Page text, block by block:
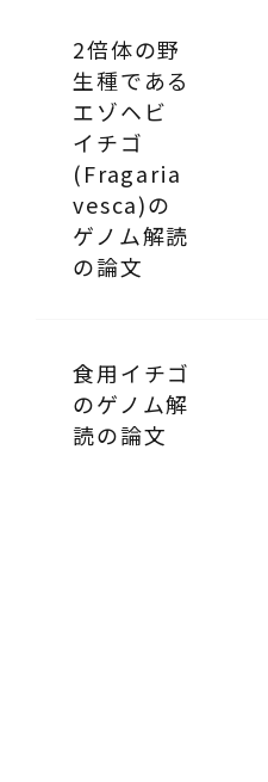
2倍体の野
生種である
エゾヘビ
イチゴ
(Fragaria
vesca)の
ゲノム解読
の論文
食用イチゴ
のゲノム解
読の論文